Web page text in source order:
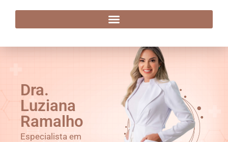
Dra. Luziana Ramalho
Dra.
Luziana
Ramalho
Especialista em